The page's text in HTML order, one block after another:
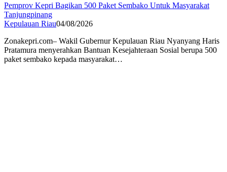
Pemprov Kepri Bagikan 500 Paket Sembako Untuk Masyarakat
Tanjungpinang
Kepulauan Riau04/08/2026
Zonakepri.com– Wakil Gubernur Kepulauan Riau Nyanyang Haris
Pratamura menyerahkan Bantuan Kesejahteraan Sosial berupa 500
paket sembako kepada masyarakat…